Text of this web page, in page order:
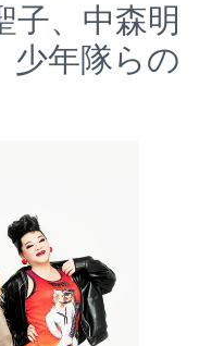
、中森明
少年隊らの